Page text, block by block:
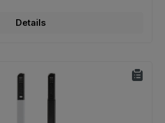
Details